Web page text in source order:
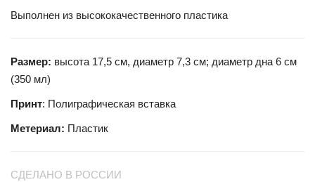
Выполнен из высококачественного пластика
Размер: высота 17,5 см, диаметр 7,3 см; диаметр дна 6 см
(350 мл)
Принт: Полиграфическая вставка
Метериал: Пластик
СДЕЛАНО В РОССИИ